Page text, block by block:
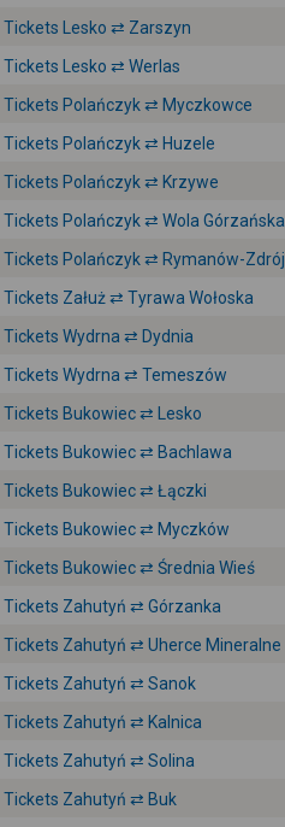
Tickets Lesko ⇄ Zarszyn
Tickets Lesko ⇄ Werlas
Tickets Polańczyk ⇄ Myczkowce
Tickets Polańczyk ⇄ Huzele
Tickets Polańczyk ⇄ Krzywe
Tickets Polańczyk ⇄ Wola Górzańska
Tickets Polańczyk ⇄ Rymanów-Zdrój
Tickets Załuż ⇄ Tyrawa Wołoska
Tickets Wydrna ⇄ Dydnia
Tickets Wydrna ⇄ Temeszów
Tickets Bukowiec ⇄ Lesko
Tickets Bukowiec ⇄ Bachlawa
Tickets Bukowiec ⇄ Łączki
Tickets Bukowiec ⇄ Myczków
Tickets Bukowiec ⇄ Średnia Wieś
Tickets Zahutyń ⇄ Górzanka
Tickets Zahutyń ⇄ Uherce Mineralne
Tickets Zahutyń ⇄ Sanok
Tickets Zahutyń ⇄ Kalnica
Tickets Zahutyń ⇄ Solina
Tickets Zahutyń ⇄ Buk